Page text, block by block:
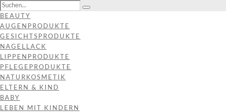
BEAUTY
AUGENPRODUKTE
GESICHTSPRODUKTE
NAGELLACK
LIPPENPRODUKTE
PFLEGEPRODUKTE
NATURKOSMETIK
ELTERN & KIND
BABY
LEBEN MIT KINDERN